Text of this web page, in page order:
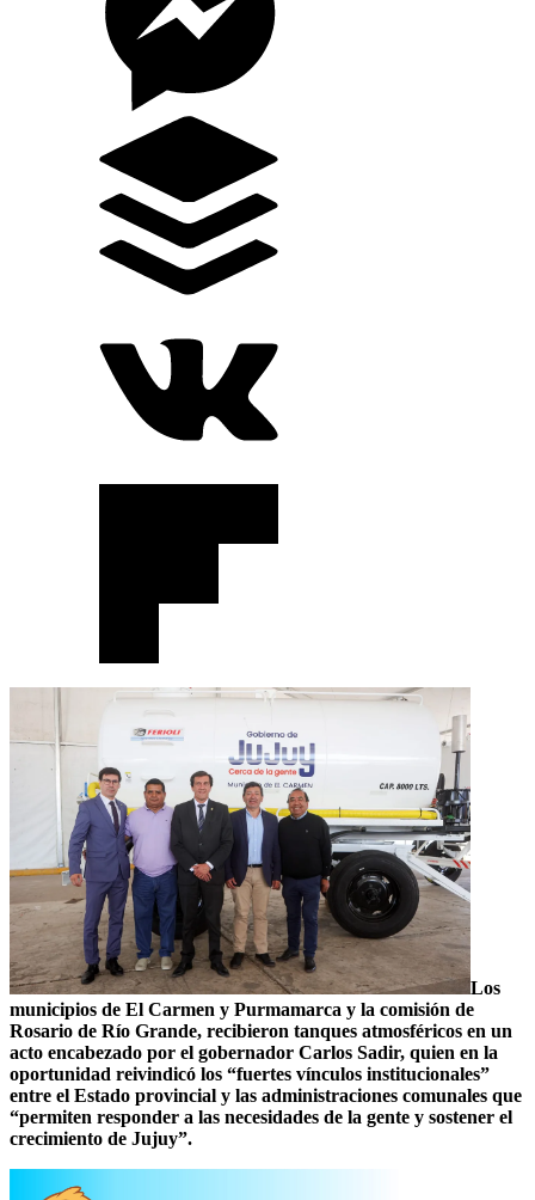
Los
municipios de El Carmen y Purmamarca y la comisión de
Rosario de Río Grande, recibieron tanques atmosféricos en un
acto encabezado por el gobernador Carlos Sadir, quien en la
oportunidad reivindicó los “fuertes vínculos institucionales”
entre el Estado provincial y las administraciones comunales que
“permiten responder a las necesidades de la gente y sostener el
crecimiento de Jujuy”.